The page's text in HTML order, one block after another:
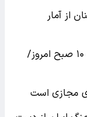
از آمار
اعمال محدودیت تردد در چالوس از ساعت ۱۰ صبح امروز/
مجازی است